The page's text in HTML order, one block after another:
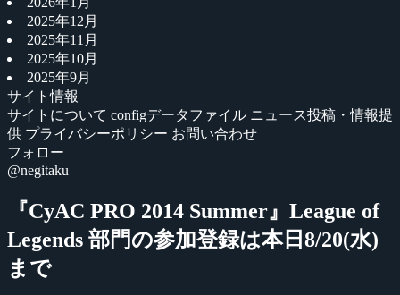
2025年12月
2025年11月
2025年10月
2025年9月
サイト情報
サイトについて configデータファイル ニュース投稿・情報提
供 プライバシーポリシー お問い合わせ
フォロー
@negitaku
『CyAC PRO 2014 Summer』League of
Legends 部門の参加登録は本日8/20(水)
まで